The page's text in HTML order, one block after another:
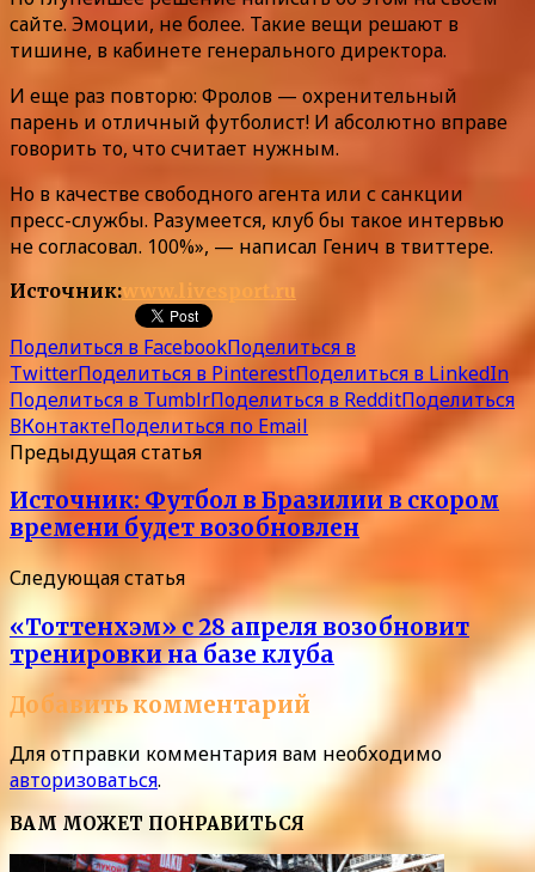
сайте. Эмоции, не более. Такие вещи решают в
тишине, в кабинете генерального директора.
И еще раз повторю: Фролов — охренительный
парень и отличный футболист! И абсолютно вправе
говорить то, что считает нужным.
Но в качестве свободного агента или с санкции
пресс-службы. Разумеется, клуб бы такое интервью
не согласовал. 100%», — написал Генич в твиттере.
Источник:www.livesport.ru
Поделиться в FacebookПоделиться в
TwitterПоделиться в PinterestПоделиться в LinkedIn
Поделиться в TumblrПоделиться в RedditПоделиться
ВКонтактеПоделиться по Email
Предыдущая статья
Источник: Футбол в Бразилии в скором
времени будет возобновлен
Следующая статья
«Тоттенхэм» с 28 апреля возобновит
тренировки на базе клуба
Добавить комментарий
Для отправки комментария вам необходимо
авторизоваться.
ВАМ МОЖЕТ ПОНРАВИТЬСЯ